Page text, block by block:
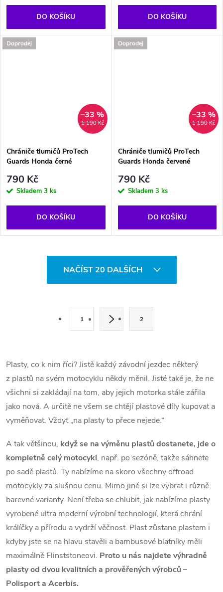
DO KOŠÍKU DO KOŠÍKU
Doprodej
1 190 Kč
–33 %
Chrániče tlumičů ProTech
Guards Honda černé
790 Kč
Skladem 3 ks
DO KOŠÍKU
Doprodej
1 190 Kč
–33 %
Chrániče tlumičů ProTech
Guards Honda červené
790 Kč
Skladem 3 ks
DO KOŠÍKU
a
c
í
p
r
v
k
y
v
ý
p
i
NAČÍST 20 DALŠÍCH
n
k
o
v
á
í
1 2
Plasty, co k nim říci? Jistě každý závodní jezdec některý
z plastů na svém motocyklu někdy měnil. Jisté také je, že ne
všichni si zakládají na tom, aby jejich motorka stále zářila
jako nová. A určitě ne všem se chtějí plastové díly kupovat a
vyměňovat. Vždyť „na plasty to přece nejede.“
A tak většinou, když se na výměnu plastů dostanete, jde o
kompletně celý motocykl, např. po sezóně, takže sáhnete
po sadě plastů. Ty nabízíme na skoro všechny offroad
motocykly za slušnou cenu. Mimo jiné si lze vybrat i různě
barevné varianty. Není třeba se chlubit, jak nabízíme plasty
vyrobené ultra moderní výrobní technologií, která chrání
králíčky a přírodu a vydrží věčnost. Plast zůstane plastem i
kdyby jste se na hlavu stavěli a bambusové blatníky měli
maximálně Flinststoneovi. Proto u nás najdete výhradně
plasty od dvou kvalitních a prověřených výrobců –
Polisport a Acerbis.